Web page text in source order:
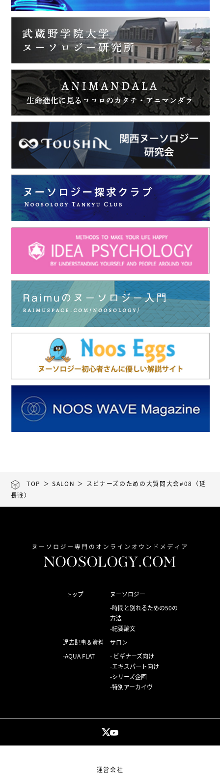
TOP ＞SALON ＞ スピナーズのための大質問大会#08（延
長戦）
トップ
ヌーソロジー
時間と別れるための50の
方法
紀要論文
過去記事＆資料
AQUA FLAT
サロン
ビギナーズ向け
エキスパート向け
シリーズ企画
特別アーカイヴ
運営会社